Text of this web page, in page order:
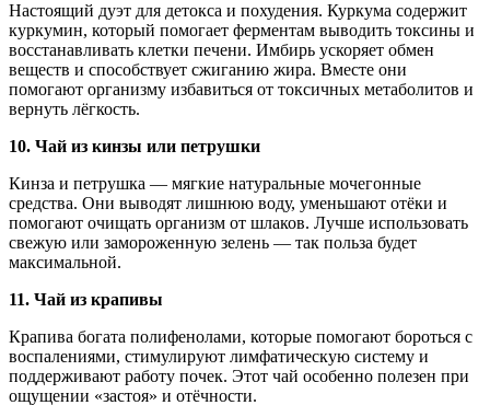
Настоящий дуэт для детокса и похудения. Куркума содержит
куркумин, который помогает ферментам выводить токсины и
восстанавливать клетки печени. Имбирь ускоряет обмен
веществ и способствует сжиганию жира. Вместе они
помогают организму избавиться от токсичных метаболитов и
вернуть лёгкость.
10. Чай из кинзы или петрушки
Кинза и петрушка — мягкие натуральные мочегонные
средства. Они выводят лишнюю воду, уменьшают отёки и
помогают очищать организм от шлаков. Лучше использовать
свежую или замороженную зелень — так польза будет
максимальной.
11. Чай из крапивы
Крапива богата полифенолами, которые помогают бороться с
воспалениями, стимулируют лимфатическую систему и
поддерживают работу почек. Этот чай особенно полезен при
ощущении «застоя» и отёчности.